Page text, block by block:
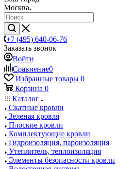
Москва
+7 (495) 640-06-76
Заказать звонок
Войти
Сравнение0
Избранные товары 0
Корзина 0
Каталог
Скатные кровли
Зеленая кровля
Плоские кровли
Комплектующие кровли
Гидроизоляция, пароизоляция
Утеплитель, теплоизоляция
Элементы безопасности кровли